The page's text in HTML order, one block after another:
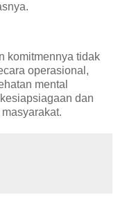
komitmennya tidak
operasional,
mental
dan